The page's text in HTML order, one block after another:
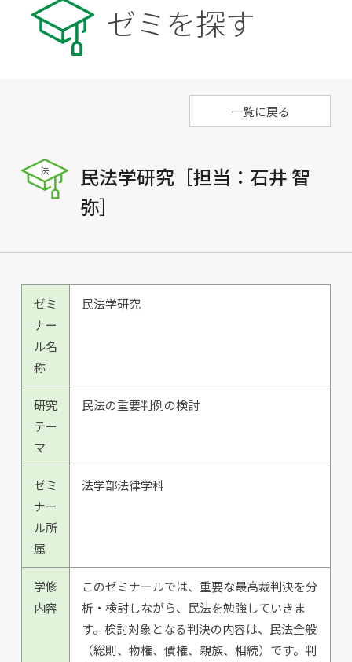
ゼミを探す
一覧に戻る
民法学研究［担当：石井 智
弥］
ゼミ
ナー
ル名
称
民法学研究
研究
テー
マ
民法の重要判例の検討
ゼミ
ナー
ル所
属
法学部法律学科
学修
内容
このゼミナールでは、重要な最高裁判決を分
析・検討しながら、民法を勉強していきま
す。検討対象となる判決の内容は、民法全般
（総則、物権、債権、親族、相続）です。判